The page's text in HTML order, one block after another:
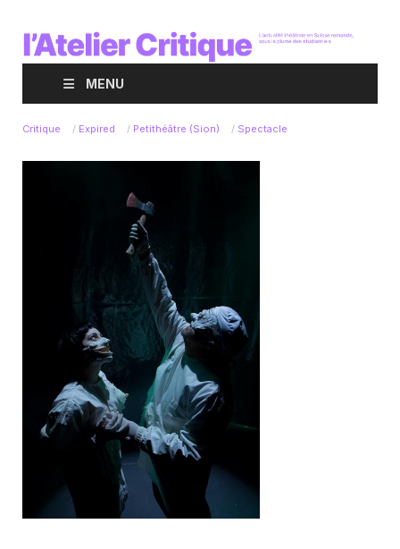
MENU
Critique / Expired / Petithéâtre (Sion) / Spectacle